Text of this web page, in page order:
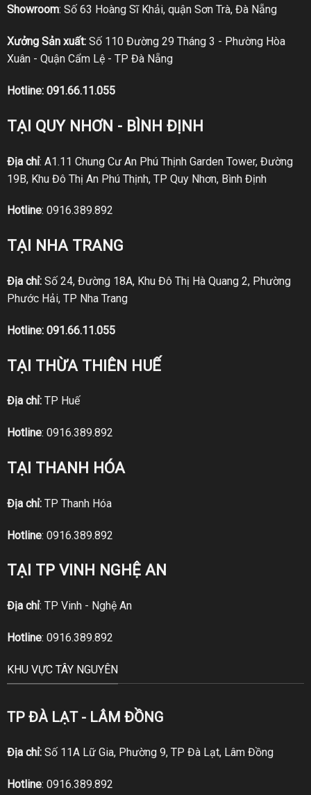
Showroom: Số 63 Hoàng Sĩ Khải, quận Sơn Trà, Đà Nẵng
Xưởng Sản xuất:Số 110 Đường 29 Tháng 3 - Phường Hòa
Xuân - Quận Cẩm Lệ - TP Đà Nẵng
Hotline: 091.66.11.055
TẠI QUY NHƠN - BÌNH ĐỊNH
Địa chỉ: A1.11 Chung Cư An Phú Thịnh Garden Tower, Đường
19B, Khu Đô Thị An Phú Thịnh, TP Quy Nhơn, Bình Định
Hotline: 0916.389.892
TẠI NHA TRANG
Địa chỉ:Số 24, Đường 18A, Khu Đô Thị Hà Quang 2, Phường
Phước Hải, TP Nha Trang
Hotline: 091.66.11.055
TẠI THỪA THIÊN HUẾ
Địa chỉ:TP Huế
Hotline: 0916.389.892
TẠI THANH HÓA
Địa chỉ:TP Thanh Hóa
Hotline: 0916.389.892
TẠI TP VINH NGHỆ AN
Địa chỉ: TP Vinh - Nghệ An
Hotline: 0916.389.892
KHU VỰC TÂY NGUYÊN
TP ĐÀ LẠT - LÂM ĐỒNG
Địa chỉ:Số 11A Lữ Gia, Phường 9, TP Đà Lạt, Lâm Đồng
Hotline: 0916.389.892